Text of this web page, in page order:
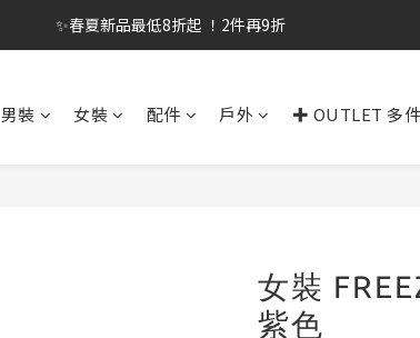
✨春夏新品最低8折起 ！2件再9折
✨春夏新品最低8折起 ！2件再9折
✨購買指定後背包送好運鑰匙圈 (贈完為止)
男裝 女裝 配件 戶外 ✚ OUTLET 多
女裝
紫色